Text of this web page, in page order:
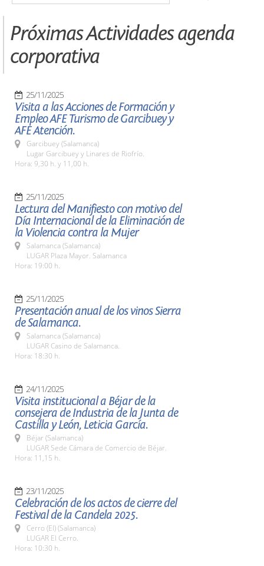
Próximas Actividades agenda
corporativa
25/11/2025
Visita a las Acciones de Formación y
Empleo AFE Turismo de Garcibuey y
AFE Atención.
Garcibuey (Salamanca)
Lugar Garcibuey y Linares de Riofrío.
Hora: 9,30 h. y 11,00 h.
25/11/2025
Lectura del Manifiesto con motivo del
Día Internacional de la Eliminación de
la Violencia contra la Mujer
Salamanca (Salamanca)
LUGAR Plaza Mayor. Salamanca
Hora: 19:00 h.
25/11/2025
Presentación anual de los vinos Sierra
de Salamanca.
Salamanca (Salamanca)
LUGAR Casino de Salamanca.
Hora: 18:30 h.
24/11/2025
Visita institucional a Béjar de la
consejera de Industria de la Junta de
Castilla y León, Leticia García.
Béjar (Salamanca)
LUGAR Sede Cámara de Comercio de Béjar.
Hora: 11,15 h.
23/11/2025
Celebración de los actos de cierre del
Festival de la Candela 2025.
Cerro (El) (Salamanca)
LUGAR El Cerro.
Hora: 10:30 h.